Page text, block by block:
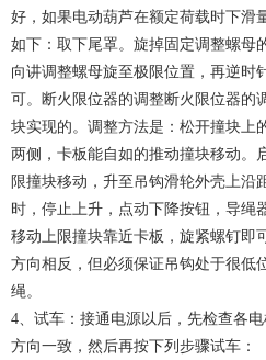
好，如果电动葫芦在额定荷载时下滑
如下：取下尾罩。旋掉固定调整螺母
向讲调整螺母旋至极限位置，再逆时
可。断火限位器的调整断火限位器的
块实现的。调整方法是：松开撞块上
两侧，卡板能自如的推动撞块移动。
限撞块移动，升至吊钩滑轮外壳上沿
时，停止上升，点动下降按钮，导绳
移动上限撞块靠近卡板，旋紧螺钉即
方向相反，但必须保证吊钩处于很低
绳。
4、试车：接通电源以后，先检查各
方向一致，然后再按下列步骤试车：